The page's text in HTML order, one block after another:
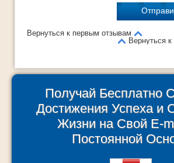
Вернуться к первым отзывам
Вернуться
Получай Бесплатно
Достижения Успеха и
Жизни на Свой E-
Постоянной